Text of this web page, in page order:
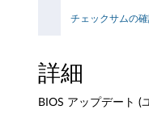
起
動
チェックサムの
詳細
BIOS アップデート (